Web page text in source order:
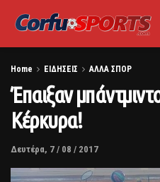
Home ΕΙΔΗΣΕΙΣ ΑΛΛΑ ΣΠΟΡ
Έπαιξαν
Κέρκυρα!
Δευτέρα, 7 / 08 / 2017